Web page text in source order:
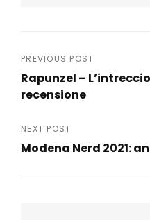
Navigazione
articoli
PREVIOUS POST
Rapunzel –
recensione
Post
NEXT POST
Modena Nerd 2021: